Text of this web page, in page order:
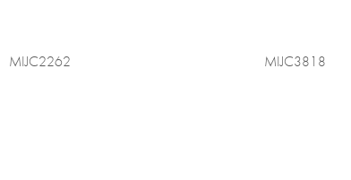
MIJC2262 MIJC3818